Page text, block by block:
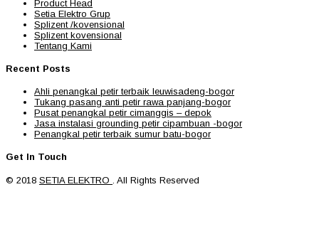
Product Head
Setia Elektro Grup
Splizent /kovensional
Splizent kovensional
Tentang Kami
Recent Posts
Ahli penangkal petir terbaik leuwisadeng-bogor
Tukang pasang anti petir rawa panjang-bogor
Pusat penangkal petir cimanggis – depok
Jasa instalasi grounding petir cipambuan -bogor
Penangkal petir terbaik sumur batu-bogor
Get In Touch
© 2018 SETIA ELEKTRO . All Rights Reserved